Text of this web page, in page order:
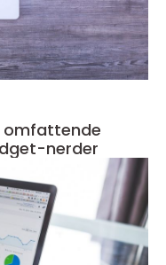
omfattende
nerder